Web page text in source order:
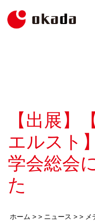
【出展】
エルスト
学会総会
た
ホーム > > ニュース > > メ